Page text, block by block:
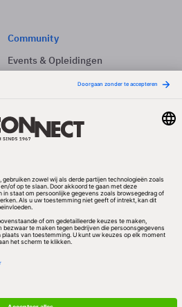
Community
Events & Opleidingen